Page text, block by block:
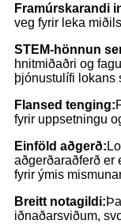
Framúrskarandi
veg fyrir leka
STEM-hönnun
hnitmiðaðri og
þjónustulífi lokans
Flansed tenging:
fyrir uppsetningu
Einföld aðgerð:
aðgerðaraðferð er
fyrir ýmis
Breitt notagildi:
iðnaðarsviðum,